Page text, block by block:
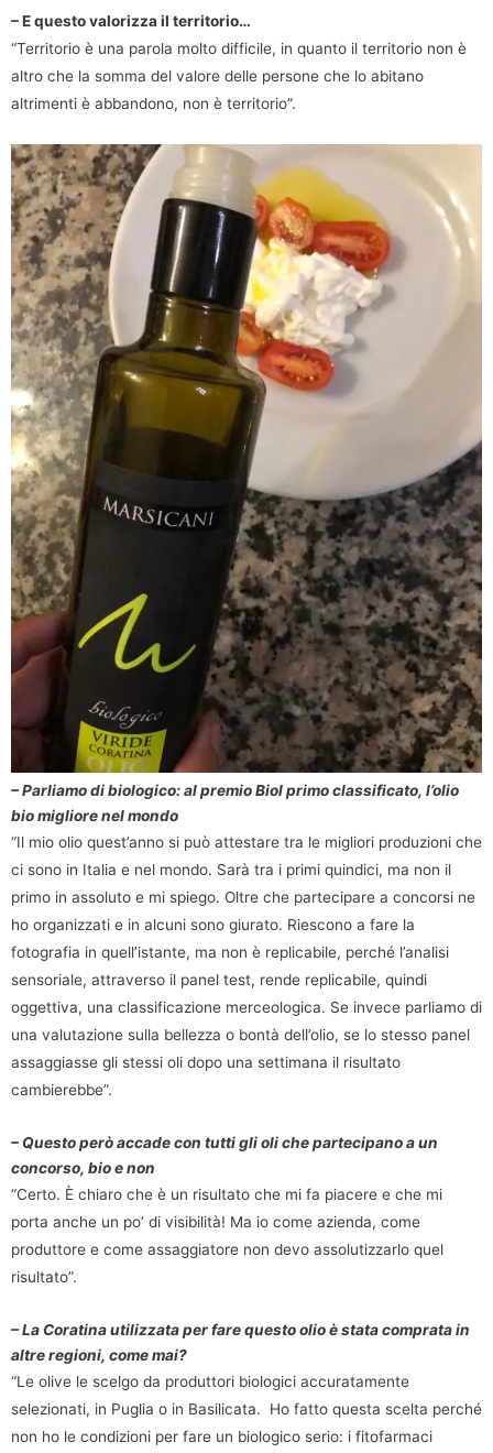
– E questo valorizza il territorio…
“Territorio è una parola molto difficile, in quanto il territorio non è
altro che la somma del valore delle persone che lo abitano
altrimenti è abbandono, non è territorio”.
– Parliamo di biologico: al premio Biol primo classificato, l’olio
bio migliore nel mondo
“Il mio olio quest’anno si può attestare tra le migliori produzioni che
ci sono in Italia e nel mondo. Sarà tra i primi quindici, ma non il
primo in assoluto e mi spiego. Oltre che partecipare a concorsi ne
ho organizzati e in alcuni sono giurato. Riescono a fare la
fotografia in quell’istante, ma non è replicabile, perché l’analisi
sensoriale, attraverso il panel test, rende replicabile, quindi
oggettiva, una classificazione merceologica. Se invece parliamo di
una valutazione sulla bellezza o bontà dell’olio, se lo stesso panel
assaggiasse gli stessi oli dopo una settimana il risultato
cambierebbe”.
– Questo però accade con tutti gli oli che partecipano a un
concorso, bio e non
“Certo. È chiaro che è un risultato che mi fa piacere e che mi
porta anche un po’ di visibilità! Ma io come azienda, come
produttore e come assaggiatore non devo assolutizzarlo quel
risultato”.
– La Coratina utilizzata per fare questo olio è stata comprata in
altre regioni, come mai?
“Le olive le scelgo da produttori biologici accuratamente
selezionati, in Puglia o in Basilicata. Ho fatto questa scelta perché
non ho le condizioni per fare un biologico serio: i fitofarmaci